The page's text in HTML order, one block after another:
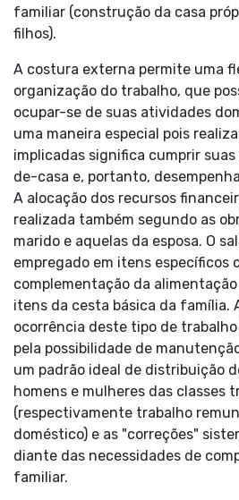
familiar (construção da casa
filhos).
A costura externa permite uma
organização do trabalho, que
ocupar-se de suas atividades
uma maneira especial pois
implicadas significa cumprir
de-casa e, portanto,
A alocação dos recursos
realizada também segundo as
marido e aquelas da esposa. O
empregado em itens específicos
complementação da
itens da cesta básica da família.
ocorrência deste tipo de
pela possibilidade de
um padrão ideal de distribuição
homens e mulheres das classes
(respectivamente trabalho
doméstico) e as "correções"
diante das necessidades de
familiar.